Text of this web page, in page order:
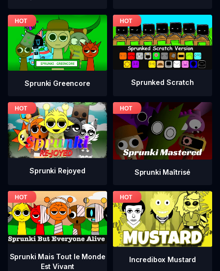
Sprunki Greencore Sprunked Scratch
Sprunki Rejoyed Sprunki Maîtrisé
Sprunki Mais Tout le Monde
Est Vivant
Incredibox Mustard